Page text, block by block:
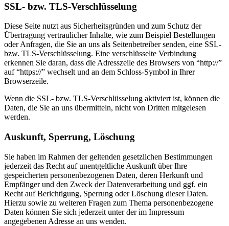
SSL- bzw. TLS-Verschlüsselung
Diese Seite nutzt aus Sicherheitsgründen und zum Schutz der
Übertragung vertraulicher Inhalte, wie zum Beispiel Bestellungen
oder Anfragen, die Sie an uns als Seitenbetreiber senden, eine SSL-
bzw. TLS-Verschlüsselung. Eine verschlüsselte Verbindung
erkennen Sie daran, dass die Adresszeile des Browsers von “http://”
auf “https://” wechselt und an dem Schloss-Symbol in Ihrer
Browserzeile.
Wenn die SSL- bzw. TLS-Verschlüsselung aktiviert ist, können die
Daten, die Sie an uns übermitteln, nicht von Dritten mitgelesen
werden.
Auskunft, Sperrung, Löschung
Sie haben im Rahmen der geltenden gesetzlichen Bestimmungen
jederzeit das Recht auf unentgeltliche Auskunft über Ihre
gespeicherten personenbezogenen Daten, deren Herkunft und
Empfänger und den Zweck der Datenverarbeitung und ggf. ein
Recht auf Berichtigung, Sperrung oder Löschung dieser Daten.
Hierzu sowie zu weiteren Fragen zum Thema personenbezogene
Daten können Sie sich jederzeit unter der im Impressum
angegebenen Adresse an uns wenden.